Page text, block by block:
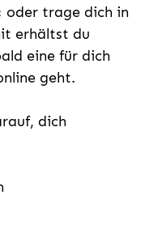
oder trage dich in
erhältst du
eine für dich
geht.
dich